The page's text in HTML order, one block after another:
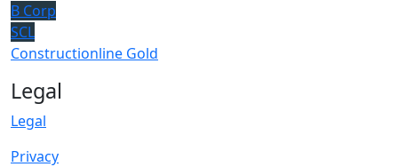
B Corp
SCL
Constructionline Gold
Legal
Legal
Privacy